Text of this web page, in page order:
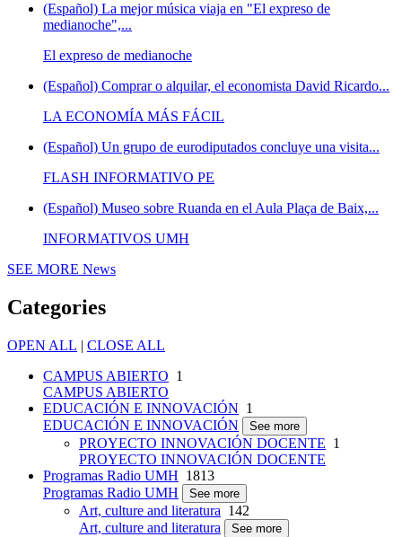
(Español) La mejor música viaja en "El expreso de
medianoche",...
El expreso de medianoche
(Español) Comprar o alquilar, el economista David Ricardo...
LA ECONOMÍA MÁS FÁCIL
(Español) Un grupo de eurodiputados concluye una visita...
FLASH INFORMATIVO PE
(Español) Museo sobre Ruanda en el Aula Plaça de Baix,...
INFORMATIVOS UMH
SEE MORE News
Categories
OPEN ALL | CLOSE ALL
CAMPUS ABIERTO 1
CAMPUS ABIERTO
EDUCACIÓN E INNOVACIÓN 1
EDUCACIÓN E INNOVACIÓN
See more
PROYECTO INNOVACIÓN DOCENTE 1
PROYECTO INNOVACIÓN DOCENTE
Programas Radio UMH 1813
Programas Radio UMH
See more
Art, culture and literatura 142
Art, culture and literatura
See more